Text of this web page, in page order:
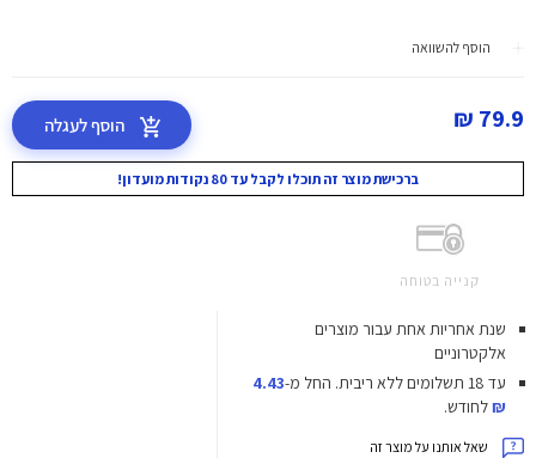
הוסף להשוואה
79.9 ₪ הוסף לעגלה
ברכישת מוצר זה תוכלו לקבל עד 80 נקודות מועדון!
קנייה בטוחה
שנת אחריות אחת עבור מוצרים
אלקטרוניים
עד 18 תשלומים ללא ריבית.
החל מ-4.43
₪לחודש.
שאל אותנו על מוצר זה